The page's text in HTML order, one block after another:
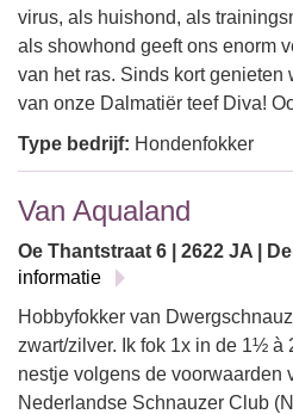
virus, als huishond, als
als showhond geeft ons enorm
van het ras. Sinds kort genieten
van onze Dalmatiër teef Diva!
Type bedrijf: Hondenfokker
Van Aqualand
Oe Thantstraat 6 | 2622 JA |
informatie
Hobbyfokker van
zwart/zilver. Ik fok 1x in de 1½ à
nestje volgens de voorwaarden
Nederlandse Schnauzer Club